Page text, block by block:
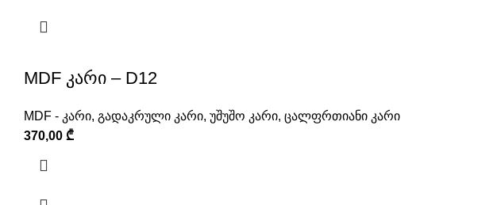
MDF კარი – D12
MDF - კარი, გადაკრული კარი, უშუშო კარი, ცალფრთიანი კარი
370,00 ₾